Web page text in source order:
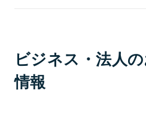
ビジネス・法人
情報